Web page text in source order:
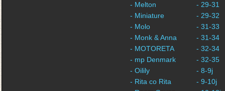
- Melton
- Miniature
- Molo
- Monk & Anna
- MOTORETA
- mp Denmark
- Oilily
- Rita co Rita
- 29-31
- 29-32
- 31-33
- 31-34
- 32-34
- 32-35
- 8-9j
- 9-10j